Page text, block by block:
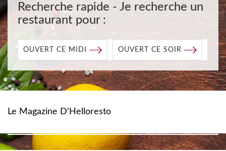
Recherche rapide - Je recherche un
restaurant pour :
OUVERT CE MIDI OUVERT CE SOIR
Le Magazine D'Helloresto